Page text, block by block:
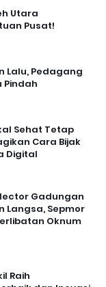
Utara
Pusat!
Lalu, Pedagang
Pindah
Sehat Tetap
Cara Bijak
Digital
Gadungan
Langsa, Sepmor
Oknum
Raih